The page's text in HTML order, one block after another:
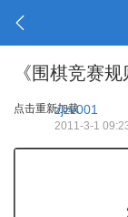
《围棋竞赛
点击重新加载
zjzz001
2011-3-1